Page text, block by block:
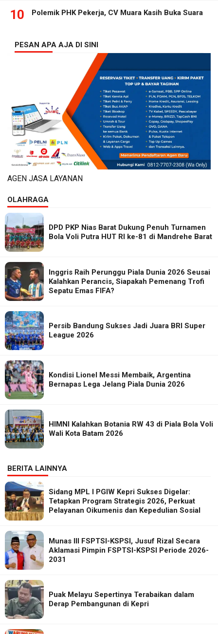
10 Polemik PHK Pekerja, CV Muara Kasih Buka Suara
PESAN APA AJA DI SINI
AGEN JASA LAYANAN
OLAHRAGA
DPD PKP Nias Barat Dukung Penuh Turnamen
Bola Voli Putra HUT RI ke-81 di Mandrehe Barat
Inggris Raih Perunggu Piala Dunia 2026 Seusai
Kalahkan Perancis, Siapakah Pemenang Trofi
Sepatu Emas FIFA?
Persib Bandung Sukses Jadi Juara BRI Super
League 2026
Kondisi Lionel Messi Membaik, Argentina
Bernapas Lega Jelang Piala Dunia 2026
HIMNI Kalahkan Botania RW 43 di Piala Bola Voli
Wali Kota Batam 2026
BERITA LAINNYA
Sidang MPL I PGIW Kepri Sukses Digelar:
Tetapkan Program Strategis 2026, Perkuat
Pelayanan Oikumenis dan Kepedulian Sosial
Munas III FSPTSI-KSPSI, Jusuf Rizal Secara
Aklamasi Pimpin FSPTSI-KSPSI Periode 2026-
2031
Puak Melayu Sepertinya Terabaikan dalam
Derap Pembangunan di Kepri